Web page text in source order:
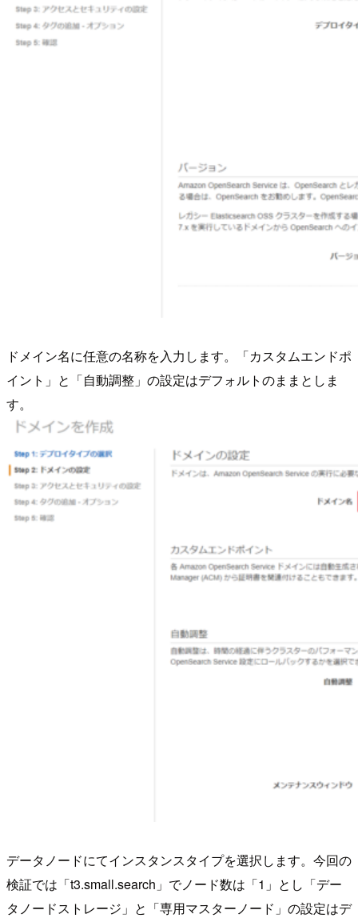
ドメイン名に任意の名称を入力します。「カスタムエンドポ
イント」と「自動調整」の設定はデフォルトのままとしま
す。
データノードにてインスタンスタイプを選択します。今回の
検証では「t3.small.search」でノード数は「1」とし「デー
タノードストレージ」と「専用マスターノード」の設定はデ